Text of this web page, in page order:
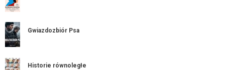
Gwiazdozbiór Psa
Historie równoległe